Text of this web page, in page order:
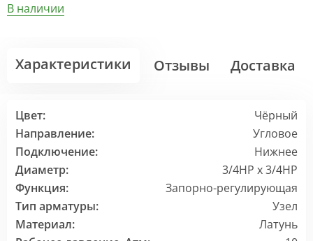
В наличии
Характеристики Отзывы Доставка
Цвет:
Чёрный
Направление:
Угловое
Подключение:
Нижнее
Диаметр:
3/4НР х 3/4НР
Функция:
Запорно-регулирующая
Тип арматуры:
Узел
Материал:
Латунь